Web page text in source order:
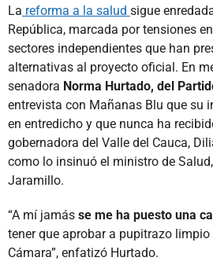
La reforma a la salud sigue
República, marcada por tensiones
sectores independientes que han
alternativas al proyecto oficial. En
senadora Norma Hurtado, del
entrevista con Mañanas Blu que su
en entredicho y que nunca ha
gobernadora del Valle del Cauca,
como lo insinuó el ministro de
Jaramillo.
“A mí jamás se me ha puesto una
tener que aprobar a pupitrazo limpio
Cámara”, enfatizó Hurtado.